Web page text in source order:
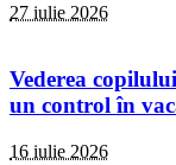
27 iulie 2026
Vederea
un control în
16 iulie 2026